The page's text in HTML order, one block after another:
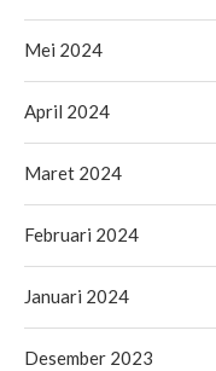
Mei 2024
April 2024
Maret 2024
Februari 2024
Januari 2024
Desember 2023